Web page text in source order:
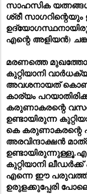
സാഹസിക
ശ്രീ
എന്റെ അളിയൻ)
മരണത്തെ
കുറ്റിയാനി
അവശനായത്
കാര്യം
കരുണാകരന്റെ
ഉണ്ടായിരുന്ന
കെ കരുണാകരന്റെ
അരവിന്ദാക്ഷൻ
കുറ്റിയാനി
എന്നെ ഈ
ഉരുളക്കുപ്പേരി